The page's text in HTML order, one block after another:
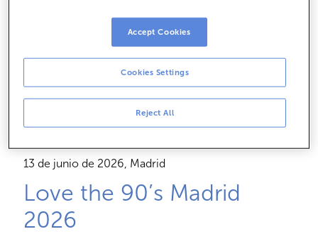
13 de junio de 2026, Madrid
Love the 90’s Madrid
2026
Reject All
Cookies Settings
Accept Cookies